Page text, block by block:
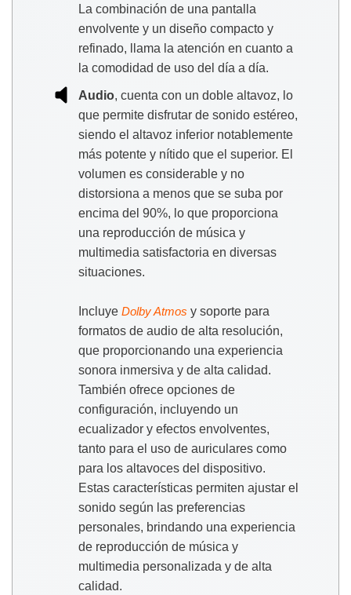
La combinación de una pantalla
envolvente y un diseño compacto y
refinado, llama la atención en cuanto a
la comodidad de uso del día a día.
Audio, cuenta con un doble altavoz, lo
que permite disfrutar de sonido estéreo,
siendo el altavoz inferior notablemente
más potente y nítido que el superior. El
volumen es considerable y no
distorsiona a menos que se suba por
encima del 90%, lo que proporciona
una reproducción de música y
multimedia satisfactoria en diversas
situaciones.
Incluye Dolby Atmos y soporte para
formatos de audio de alta resolución,
que proporcionando una experiencia
sonora inmersiva y de alta calidad.
También ofrece opciones de
configuración, incluyendo un
ecualizador y efectos envolventes,
tanto para el uso de auriculares como
para los altavoces del dispositivo.
Estas características permiten ajustar el
sonido según las preferencias
personales, brindando una experiencia
de reproducción de música y
multimedia personalizada y de alta
calidad.